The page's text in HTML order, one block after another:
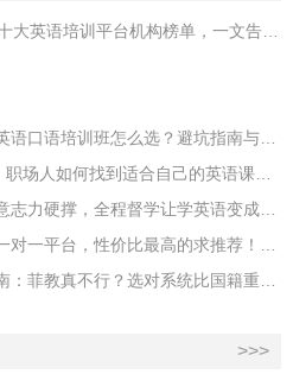
【16万人的经验贴】2022全球十大英语培训平台机构榜单，一文告诉你
实测厦门机构后讲讲：2026年英语口语培训班怎么选？避坑指南与高效学习新范式
【上海成人英语机构选择指南】职场人如何找到适合自己的英语课程？
【2026英语怎么学？】不用靠意志力硬撑，全程督学让学英语变成日常习惯
【吐血整理】2026年在线外教一对一平台，性价比最高的求推荐！哪家效果好？
2026重庆成人英语外教避坑指南：菲教真不行？选对系统比国籍重要100倍！
>>>